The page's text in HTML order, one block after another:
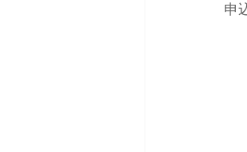
雑誌掲載＆
申